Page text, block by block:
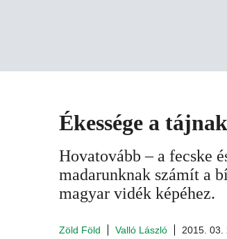
Ékessége a tájnak
Hovatovább – a fecske
madarunknak számít a
magyar vidék képéhez.
Zöld Föld Valló László
2015. 03.